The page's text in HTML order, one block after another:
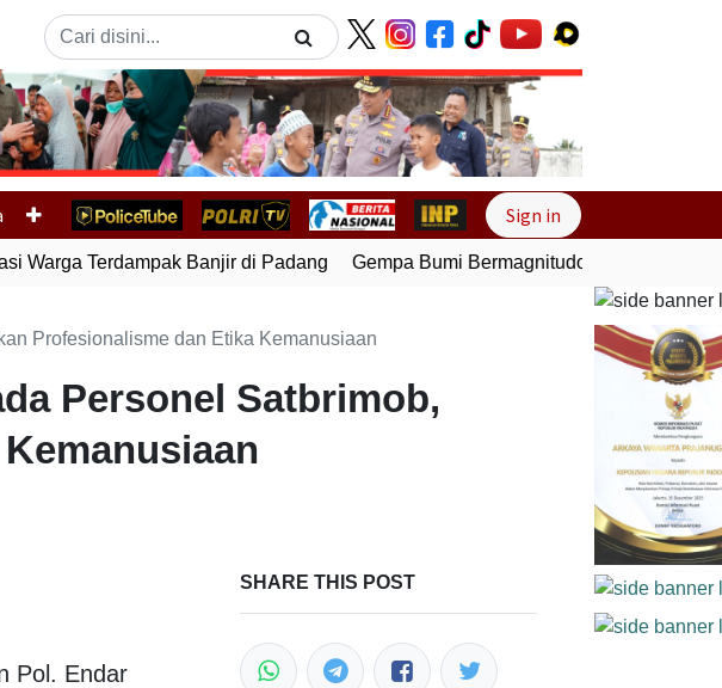
Next
Sign in
Warga Terdampak Banjir di Padang Gempa Bumi Bermagnitudo 5,1 Kembali
Profesionalisme dan Etika Kemanusiaan
Personel Satbrimob,
Pol. Endar
SHARE THIS POST